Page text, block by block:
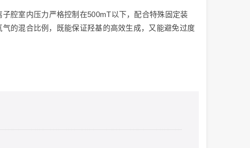
子腔室内压力严格控制在500mT以下，配合特殊固定装
的混合比例，既能保证羟基的高效生成，又能避免过度